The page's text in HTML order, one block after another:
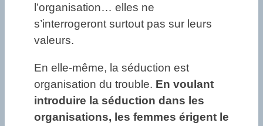
l’organisation… elles ne
s’interrogeront surtout pas sur leurs
valeurs.
En elle-même, la séduction est
organisation du trouble. En voulant
introduire la séduction dans les
organisations, les femmes érigent le